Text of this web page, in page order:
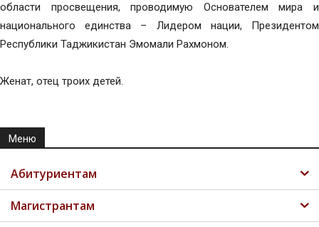
области просвещения, проводимую Основателем мира и
национального единства – Лидером нации, Президентом
Республики Таджикистан Эмомали Рахмоном.
Женат, отец троих детей.
Меню
Абитуриентам
Магистрантам